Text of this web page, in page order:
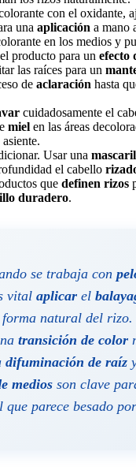
con el oxidante,
una aplicación a mano
en los medios y
el producto para un efecto
las raíces para un
de aclaración hasta
cuidadosamente el
miel en las áreas
Usar una
el cabello
que definen rizos
duradero.
se trabaja con
vital aplicar el
natural del rizo.
transición de color
difuminación de raíz
medios son clave
parece besado